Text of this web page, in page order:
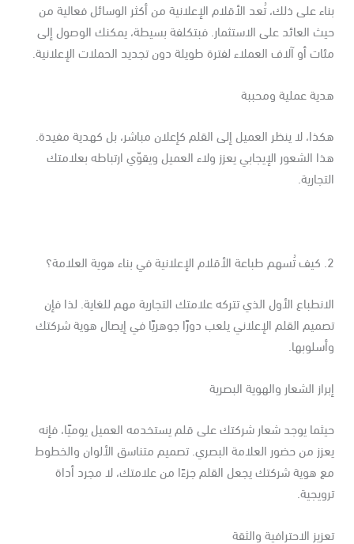
على ذلك، تُعد الأقلام الإعلانية من أكثر الوسائل فعالية من
العائد على الاستثمار. فبتكلفة بسيطة، يمكنك الوصول إلى
أو آلاف العملاء لفترة طويلة دون تجديد الحملات الإعلانية.
عملية ومحببة
لا ينظر العميل إلى القلم كإعلان مباشر، بل كهدية مفيدة.
الشعور الإيجابي يعزز ولاء العميل ويقوّي ارتباطه بعلامتك
الأول الذي تتركه علامتك التجارية مهم للغاية. لذا فإن
القلم الإعلاني يلعب دورًا جوهريًا في إيصال هوية شركتك
الشعار والهوية البصرية
يوجد شعار شركتك على قلم يستخدمه العميل يوميًا، فإنه
من حضور العلامة البصري. تصميم متناسق الألوان والخطوط
هوية شركتك يجعل القلم جزءًا من علامتك، لا مجرد أداة
الاحترافية والثقة